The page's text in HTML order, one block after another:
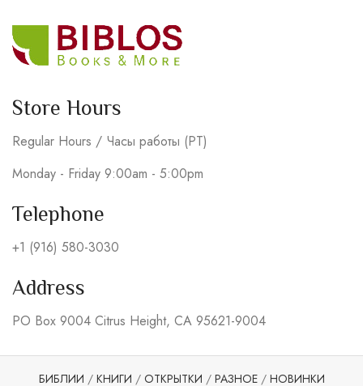
Store Hours
Regular Hours / Часы работы (PT)
Monday - Friday 9:00am - 5:00pm
Telephone
+1 (916) 580-3030
Address
PO Box 9004 Citrus Height, CA 95621-9004
БИБЛИИ / КНИГИ / ОТКРЫТКИ / РАЗНОЕ/ НОВИНКИ